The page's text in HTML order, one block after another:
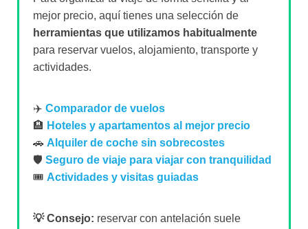
mejor precio, aquí tienes una selección de
herramientas que utilizamos habitualmente
para reservar vuelos, alojamiento, transporte y
actividades.
✈️ Comparador de vuelos
🏨 Hoteles y apartamentos al mejor precio
🚗 Alquiler de coche sin sobrecostes
🛡️ Seguro de viaje para viajar con tranquilidad
🎟️ Actividades y visitas guiadas
💡 Consejo: reservar con antelación suele